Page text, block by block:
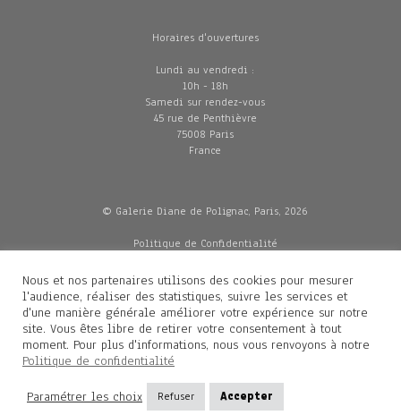
Horaires d'ouvertures
Lundi au vendredi :
10h - 18h
Samedi sur rendez-vous
45 rue de Penthièvre
75008 Paris
France
© Galerie Diane de Polignac, Paris, 2026
Politique de Confidentialité
Mentions légales
Livraisons
Contacts
Diane de Polignac
Mathilde Gubanski
Nous et nos partenaires utilisons des cookies pour mesurer
l'audience, réaliser des statistiques, suivre les services et
d'une manière générale améliorer votre expérience sur notre
site. Vous êtes libre de retirer votre consentement à tout
moment. Pour plus d'informations, nous vous renvoyons à notre
Politique de confidentialité
Paramétrer les choix Refuser Accepter